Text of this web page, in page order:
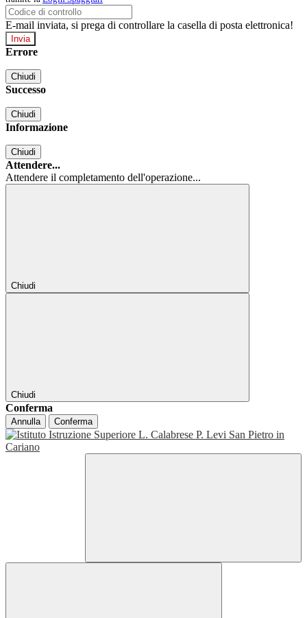
E-mail inviata, si prega di controllare la casella di posta elettronica!
Errore
Chiudi
Successo
Chiudi
Informazione
Chiudi
Attendere...
Attendere il completamento dell'operazione...
Chiudi
Chiudi
Conferma
Annulla Conferma